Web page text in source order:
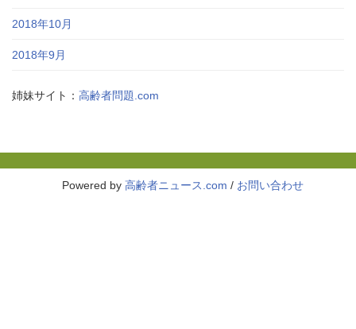
2018年10月
2018年9月
姉妹サイト： 高齢者問題.com
Powered by 高齢者ニュース.com / お問い合わせ